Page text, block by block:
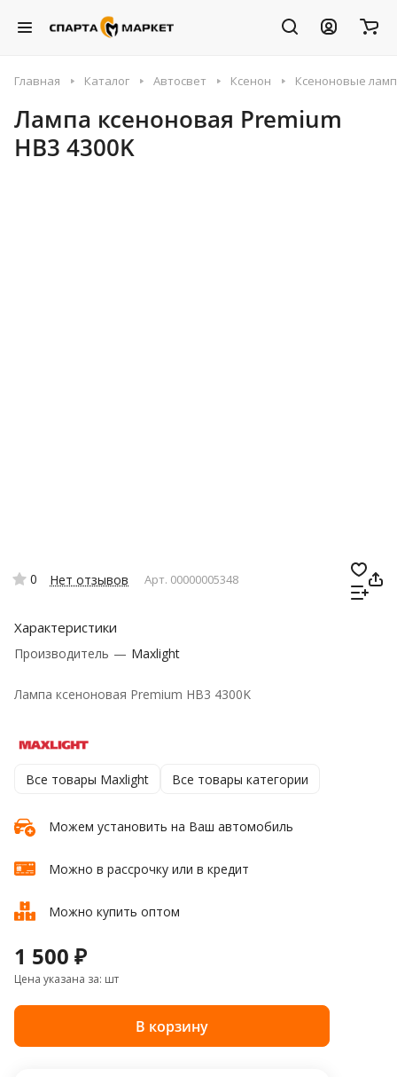
Главная Каталог Автосвет Ксенон Ксеноновые
Лампа ксеноновая Premium
HB3 4300K
0 Нет отзывов Арт. 00000005348
Характеристики
Производитель — Maxlight
Лампа ксеноновая Premium HB3 4300K
Все товары Maxlight Все товары категории
Можем установить на Ваш автомобиль
Можно в рассрочку или в кредит
Можно купить оптом
1 500 ₽
Цена указана за: шт
В корзину